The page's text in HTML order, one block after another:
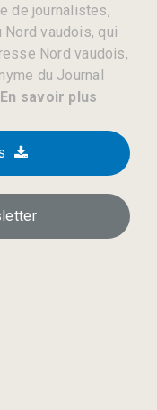
de journalistes,
vaudois, qui
Nord vaudois,
du Journal
En savoir plus